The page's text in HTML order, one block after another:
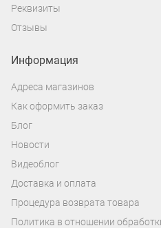
Реквизиты
Отзывы
Информация
Адреса магазинов
Как оформить заказ
Блог
Новости
Видеоблог
Доставка и оплата
Процедура возврата товара
Политика в отношении